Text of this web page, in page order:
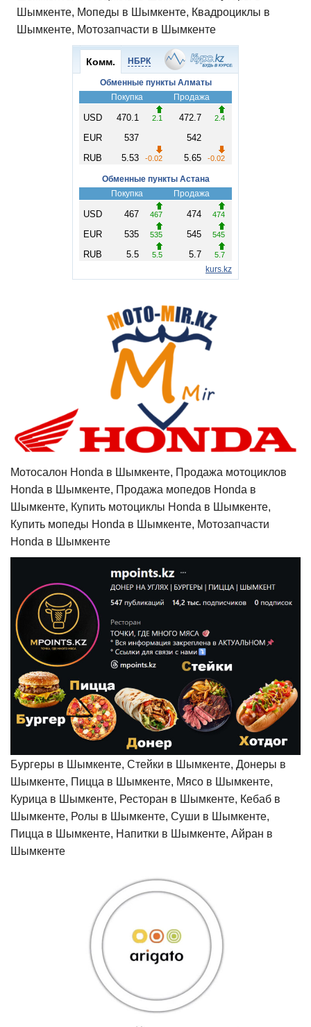
Шымкенте, Мопеды в Шымкенте, Квадроциклы в
Шымкенте, Мотозапчасти в Шымкенте
Мотосалон Honda в Шымкенте, Продажа мотоциклов
Honda в Шымкенте, Продажа мопедов Honda в
Шымкенте, Купить мотоциклы Honda в Шымкенте,
Купить мопеды Honda в Шымкенте, Мотозапчасти
Honda в Шымкенте
Бургеры в Шымкенте, Стейки в Шымкенте, Донеры в
Шымкенте, Пицца в Шымкенте, Мясо в Шымкенте,
Курица в Шымкенте, Ресторан в Шымкенте, Кебаб в
Шымкенте, Ролы в Шымкенте, Суши в Шымкенте,
Пицца в Шымкенте, Напитки в Шымкенте, Айран в
Шымкенте